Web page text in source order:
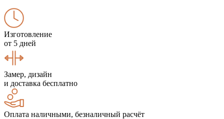
Изготовление
от 5 дней
Замер, дизайн
и доставка бесплатно
Оплата наличными, безналичный расчёт